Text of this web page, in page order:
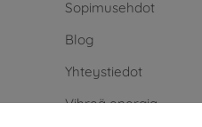
Sopimusehdot
Blog
Yhteystiedot
Vihreä energia